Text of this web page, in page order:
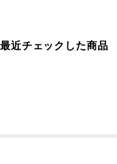
最近チェックした商品